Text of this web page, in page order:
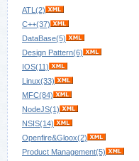
ATL(2)
C++(37)
DataBase(5)
Design Pattern(6)
IOS(11)
Linux(33)
MFC(84)
NodeJS(1)
NSIS(14)
Openfire&Gloox(2)
Product Management(5)